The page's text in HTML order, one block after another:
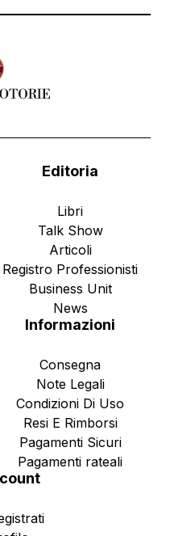
Editoria
Libri
Talk Show
Articoli
Registro Professionisti
Business Unit
News
Informazioni
Consegna
Note Legali
Condizioni Di Uso
Resi E Rimborsi
Pagamenti Sicuri
Pagamenti rateali